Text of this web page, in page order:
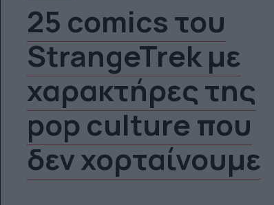
25 comics του
StrangeTrek με
χαρακτήρες της
pop culture που
δεν χορταίνουμε